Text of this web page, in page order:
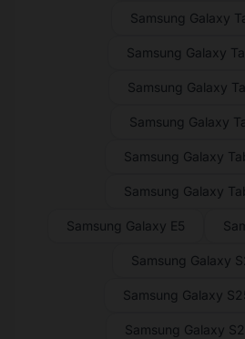
Samsung Galaxy
Samsung Galaxy
Samsung Galaxy
Samsung Galaxy
Samsung Galaxy
Samsung Galaxy
Samsung Galaxy E5
Samsung Galaxy
Samsung Galaxy
Samsung Galaxy